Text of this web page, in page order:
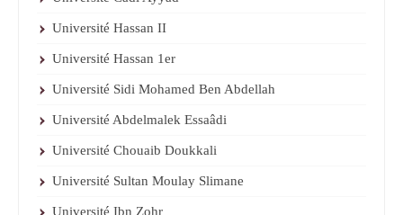
Université Hassan II
Université Hassan 1er
Université Sidi Mohamed Ben Abdellah
Université Abdelmalek Essaâdi
Université Chouaib Doukkali
Université Sultan Moulay Slimane
Université Ibn Zohr